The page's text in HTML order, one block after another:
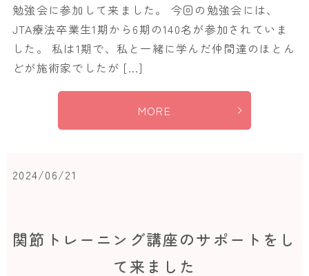
勉強会に参加して来ました。 今回の勉強会には、
JTA療法卒業生1期から6期の140名が参加されていま
した。 私は1期で、私と一緒に学んだ仲間達のほとん
どが施術家でしたが […]
MORE
2024/06/21
関節トレーニング講座のサポートをし
て来ました